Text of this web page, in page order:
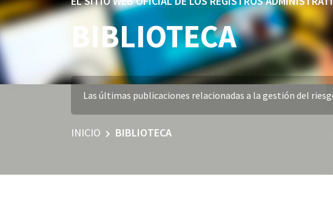
BIBLIOTECA
Las últimas publicaciones relacionadas a la gestión del
INICIO BIBLIOTECA